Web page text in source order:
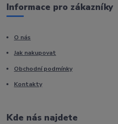
Informace pro zákazníky
O nás
Jak nakupovat
Obchodní podmínky
Kontakty
Kde nás najdete